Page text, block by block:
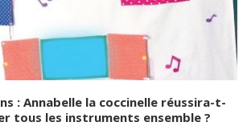
: Annabelle la coccinelle réussira-t-
tous les instruments ensemble ?